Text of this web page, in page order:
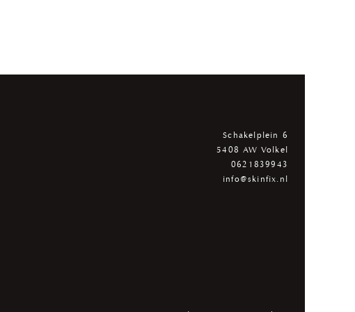
Schakelplein 6
5408 AW Volkel
0621839943
info@skinfix.nl